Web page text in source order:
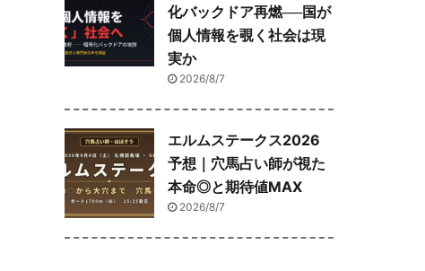
化バックドア再燃──国が
個人情報を覗く社会は現
実か
2026/8/7
エルムステークス2026
予想｜穴馬占い師が視た
本命◎と期待値MAX
2026/8/7